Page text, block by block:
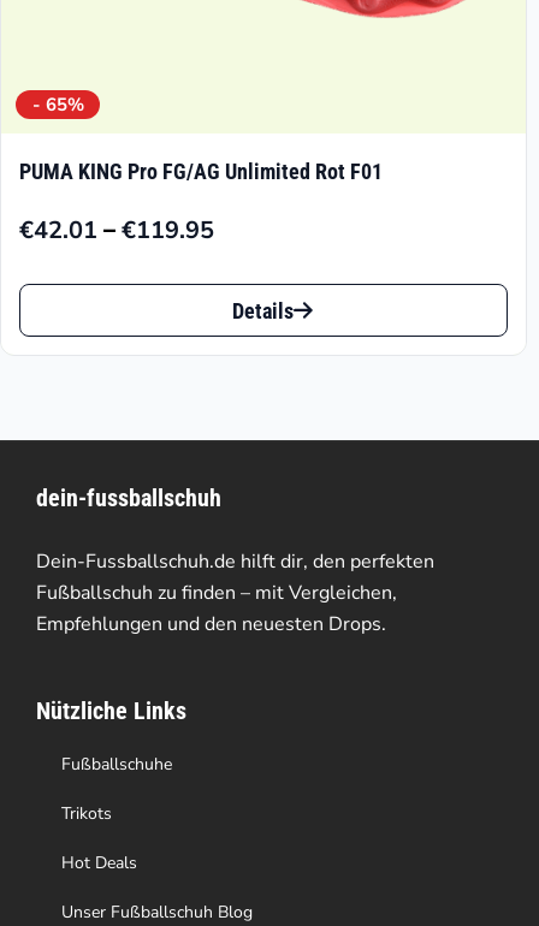
- 65%
PUMA KING Pro FG/AG Unlimited Rot F01
€42.01 –€119.95
Preisspanne:
€42.01
€119.95
Dieses
Produkt
auf.
Die
Optionen
können
der
Produktseite
gewählt
werden
Details
dein-fussballschuh
Dein-Fussballschuh.de hilft dir, den perfekten
Fußballschuh zu finden – mit Vergleichen,
Empfehlungen und den neuesten Drops.
Nützliche Links
Fußballschuhe
Trikots
Hot Deals
Unser Fußballschuh Blog